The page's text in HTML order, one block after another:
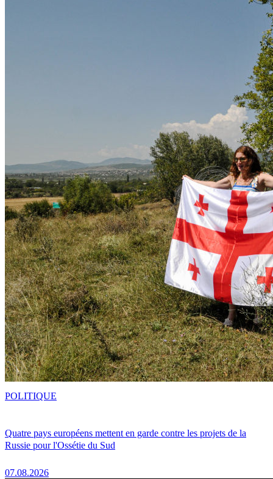
Quatre pays européens mettent en garde contre les projets de la
Russie pour l'Ossétie du Sud
07.08.2026
POLITIQUE